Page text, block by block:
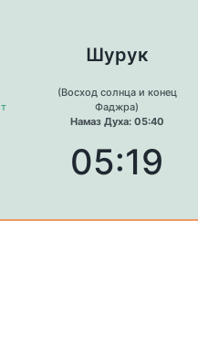
Шурук
(Восход солнца и конец
Фаджра)
Намаз Духа: 05:40
05:19